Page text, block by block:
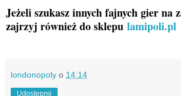
Jeżeli szukasz innych fajnych gier na
zajrzyj również do sklepu lamipoli.pl
londonopoly o 14:14
Udostępnij